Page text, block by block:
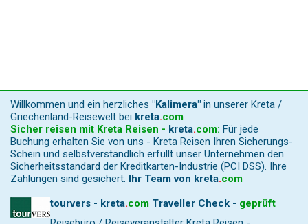
Willkommen und ein herzliches "Kalimera" in unserer Kreta /
Griechenland-Reisewelt bei kreta.com
Sicher reisen mit Kreta Reisen - kreta.com: Für jede
Buchung erhalten Sie von uns - Kreta Reisen Ihren Sicherungs-
Schein und selbstverständlich erfüllt unser Unternehmen den
Sicherheitsstandard der Kreditkarten-Industrie (PCI DSS). Ihre
Zahlungen sind gesichert. Ihr Team von kreta.com
tourvers - kreta.com Traveller Check - geprüft